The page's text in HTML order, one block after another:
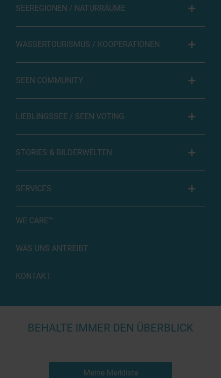
SEEREGIONEN / NATURRÄUME
WASSERTOURISMUS / KOOPERATIONEN
SEEN COMMUNITY
LIEBLINGSSEE / SEEN VOTING
STORIES & BILDERWELTEN
SERVICES
WE CARE™
WAS UNS ANTREIBT
KONTAKT
BEHALTE IMMER DEN ÜBERBLICK
Meine Merkliste